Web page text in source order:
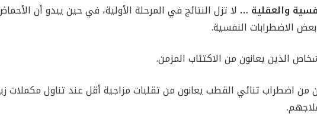
لا تزل النتائج في المرحلة الأولية، في حين يبدو أن
الاضطرابات النفسية.
من اضطراب ثنائي القطب يعانون من تقلبات مزاجية أقل عند تناول مكملات